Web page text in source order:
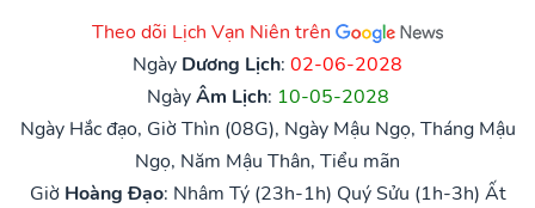
Theo dõi Lịch Vạn Niên trên
Ngày Dương Lịch: 02-06-2028
NgàyÂm Lịch: 10-05-2028
Ngày Hắc đạo, Giờ Thìn (08G), Ngày Mậu Ngọ, Tháng Mậu
Ngọ, Năm Mậu Thân, Tiểu mãn
Giờ Hoàng Đạo: Nhâm Tý (23h-1h) Quý Sửu (1h-3h) Ất